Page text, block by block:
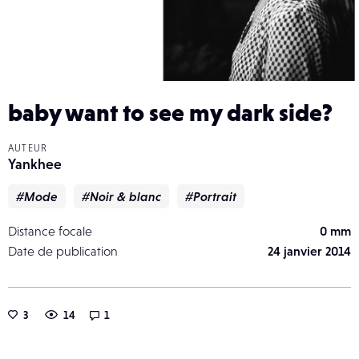
baby want to see my dark side?
AUTEUR
Yankhee
#Mode #Noir & blanc #Portrait
Distance focale
0 mm
Date de publication
24 janvier 2014
3 14 1